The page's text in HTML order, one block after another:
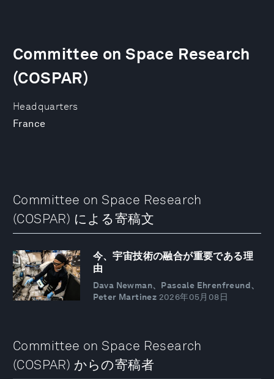
Headquarters
France
Committee on Space Research
(COSPAR)
Committee on Space Research
(COSPAR) による寄稿文
今、宇宙技術の融合が重要である理
由
Dava Newman、Pascale Ehrenfreund、
Peter Martinez 2026年05月08日
Committee on Space Research
(COSPAR) からの寄稿者